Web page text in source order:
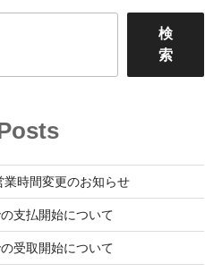
検
索
時間変更のお知らせ
支払開始について
受取開始について